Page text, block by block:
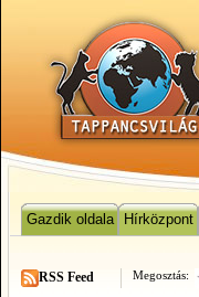
Gazdik oldala Hírközpont
Megosztás:
RSS Feed